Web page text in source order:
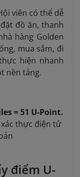
viên có thể dễ
đồ ăn, thanh
hàng Golden
mua sắm, đi
hiện nhanh
nền tảng.
= 51 U-Point.
thực điện tử
điểm U-